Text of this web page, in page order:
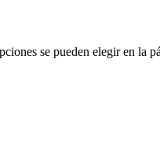
se pueden elegir en la